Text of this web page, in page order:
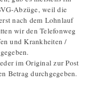
Abzüge, weil die
nach dem Lohnlauf
wir den Telefonweg
und Krankheiten /
im Original zur Post
Betrag durchgegeben.